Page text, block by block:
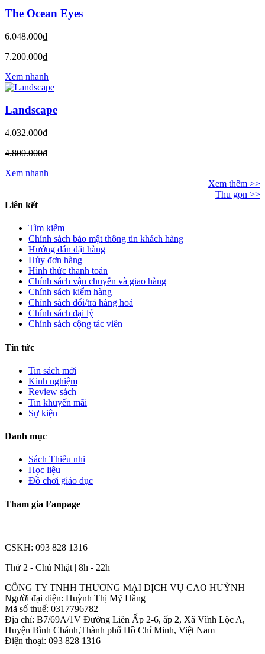
The Ocean Eyes
6.048.000₫
7.200.000₫
Xem nhanh
Landscape
4.032.000₫
4.800.000₫
Xem nhanh
Xem thêm >>
Thu gọn >>
Liên kết
Tìm kiếm
Chính sách bảo mật thông tin khách hàng
Hướng dẫn đặt hàng
Hủy đơn hàng
Hình thức thanh toán
Chính sách vận chuyển và giao hàng
Chính sách kiểm hàng
Chính sách đổi/trả hàng hoá
Chính sách đại lý
Chính sách cộng tác viên
Tin tức
Tin sách mới
Kinh nghiệm
Review sách
Tin khuyến mãi
Sự kiện
Danh mục
Sách Thiếu nhi
Học liệu
Đồ chơi giáo dục
Tham gia Fanpage
CSKH: 093 828 1316
Thứ 2 - Chủ Nhật | 8h - 22h
CÔNG TY TNHH THƯƠNG MẠI DỊCH VỤ CAO HUỲNH
Người đại diện: Huỳnh Thị Mỹ Hằng
Mã số thuế: 0317796782
Địa chỉ: B7/69A/1V Đường Liên Ấp 2-6, ấp 2, Xã Vĩnh Lộc A,
Huyện Bình Chánh,Thành phố Hồ Chí Minh, Việt Nam
Điện thoại: 093 828 1316